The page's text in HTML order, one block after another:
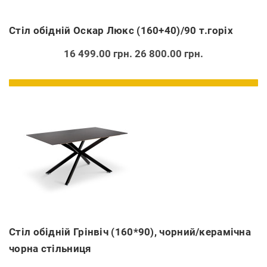
Стіл обідній Оскар Люкс (160+40)/90 т.горіх
16 499.00 грн. 26 800.00 грн.
Стіл обідній Грінвіч (160*90), чорний/керамічна
чорна стільниця